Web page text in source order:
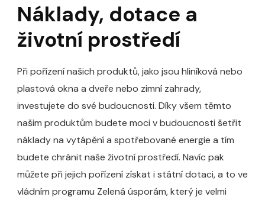
Náklady, dotace a
životní prostředí
Při pořízení našich produktů, jako jsou hliníková nebo
plastová okna a dveře nebo zimní zahrady,
investujete do své budoucnosti. Díky všem těmto
našim produktům budete moci v budoucnosti šetřit
náklady na vytápění a spotřebované energie a tím
budete chránit naše životní prostředí. Navíc pak
můžete při jejich pořízení získat i státní dotaci, a to ve
vládním programu Zelená úsporám, který je velmi